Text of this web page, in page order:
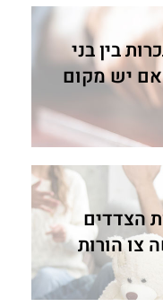
בין בני
יש מקום
הצדדים
צו הורות